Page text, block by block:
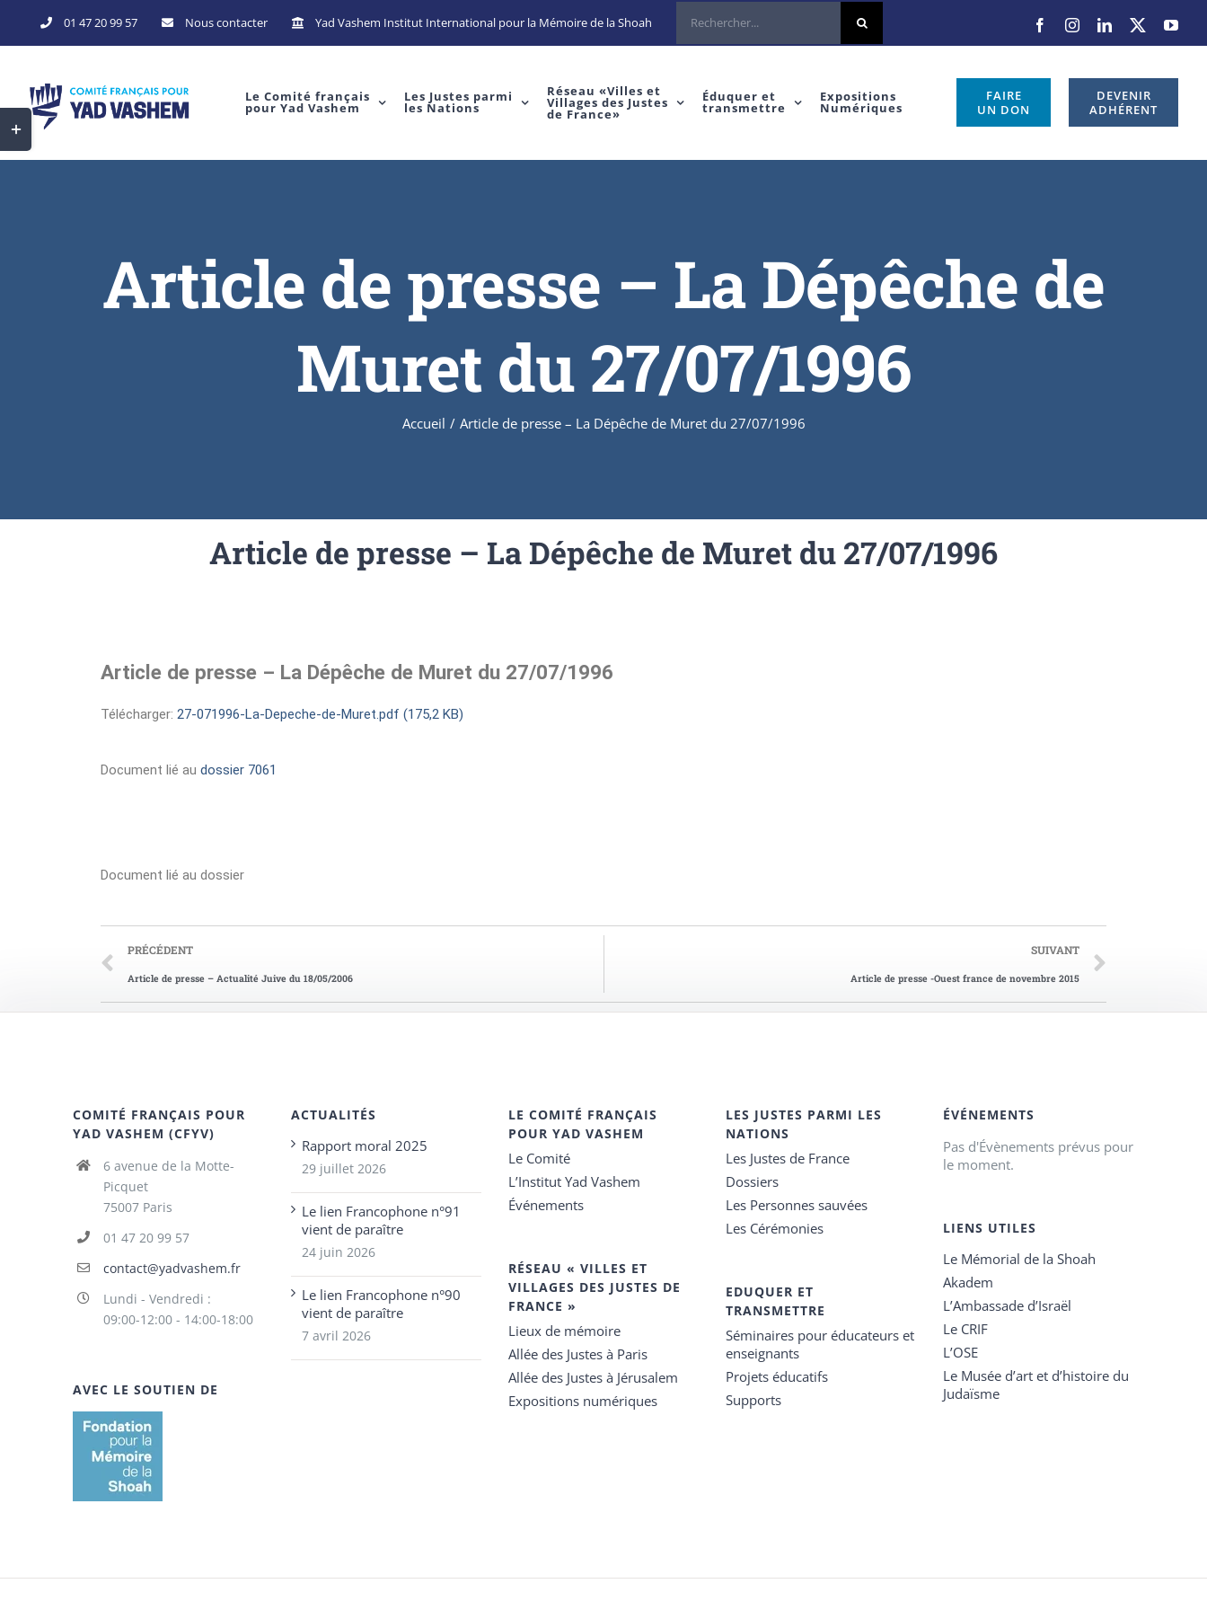
01 47 20 99 57 Nous contacter Yad Vashem Institut International pour la Mémoire de la Shoah
Le Comité français
pour Yad Vashem
Les Justes parmi
les Nations
Réseau «Villes et
Villages des Justes
de France»
Éduquer et
transmettre
Expositions
Numériques
FAIRE
UN DON
DEVENIR
ADHÉRENT
Article de presse – La Dépêche de
Muret du 27/07/1996
Accueil / Article de presse – La Dépêche de Muret du 27/07/1996
Article de presse – La Dépêche de Muret du 27/07/1996
Article de presse – La Dépêche de Muret du 27/07/1996
Télécharger: 27-071996-La-Depeche-de-Muret.pdf (175,2 KB)
Document lié au dossier 7061
Document lié au dossier
PRÉCÉDENT
Article de presse – Actualité Juive du 18/05/2006
SUIVANT
Article de presse -Ouest france de novembre 2015
COMITÉ FRANÇAIS POUR
YAD VASHEM (CFYV)
6 avenue de la Motte-
Picquet
75007 Paris
01 47 20 99 57
contact@yadvashem.fr
Lundi - Vendredi :
09:00-12:00 - 14:00-18:00
AVEC LE SOUTIEN DE
ACTUALITÉS
Rapport moral 2025
29 juillet 2026
Le lien Francophone n°91
vient de paraître
24 juin 2026
Le lien Francophone n°90
vient de paraître
7 avril 2026
LE COMITÉ FRANÇAIS
POUR YAD VASHEM
Le Comité
L’Institut Yad Vashem
Événements
RÉSEAU « VILLES ET
VILLAGES DES JUSTES DE
FRANCE »
Lieux de mémoire
Allée des Justes à Paris
Allée des Justes à Jérusalem
Expositions numériques
LES JUSTES PARMI LES
NATIONS
Les Justes de France
Dossiers
Les Personnes sauvées
Les Cérémonies
EDUQUER ET
TRANSMETTRE
Séminaires pour éducateurs et
enseignants
Projets éducatifs
Supports
ÉVÉNEMENTS
Pas d'Évènements prévus pour
le moment.
LIENS UTILES
Le Mémorial de la Shoah
Akadem
L’Ambassade d’Israël
Le CRIF
L’OSE
Le Musée d’art et d’histoire du
Judaïsme